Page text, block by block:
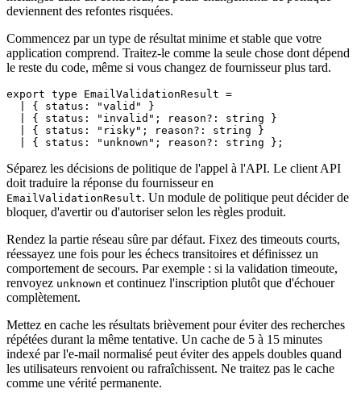
deviennent des refontes risquées.
Commencez par un type de résultat minime et stable que votre
application comprend. Traitez‑le comme la seule chose dont dépend
le reste du code, même si vous changez de fournisseur plus tard.
export type EmailValidationResult =
  | {
status : "valid"
}
  | {
status : "invalid" ; reason?: string }
  | {
status : "risky" ; reason?: string }
  | {
status : "unknown" ; reason?: string
Séparez les décisions de politique de l'appel à l'API. Le client API
doit traduire la réponse du fournisseur en
EmailValidationResult. Un module de politique peut décider de
bloquer, d'avertir ou d'autoriser selon les règles produit.
Rendez la partie réseau sûre par défaut. Fixez des timeouts courts,
réessayez une fois pour les échecs transitoires et définissez un
comportement de secours. Par exemple : si la validation timeoute,
renvoyez unknown et continuez l'inscription plutôt que d'échouer
complètement.
Mettez en cache les résultats brièvement pour éviter des recherches
répétées durant la même tentative. Un cache de 5 à 15 minutes
indexé par l'e‑mail normalisé peut éviter des appels doubles quand
les utilisateurs renvoient ou rafraîchissent. Ne traitez pas le cache
comme une vérité permanente.